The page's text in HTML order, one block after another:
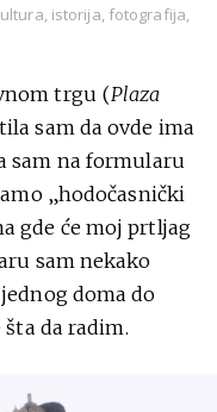
, istorija, fotografija,
trgu (Plaza
sam da ovde ima
sam na formularu
„hodočasnički
gde će moj prtljag
sam nekako
doma do
da radim.